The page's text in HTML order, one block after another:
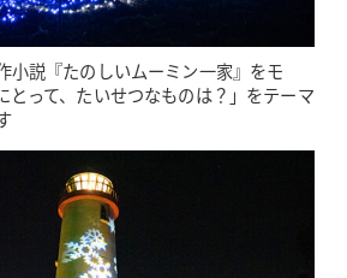
小説『たのしいムーミン一家』をモ
とって、たいせつなものは？」をテーマ